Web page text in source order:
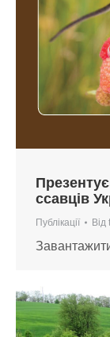
ссавців
Публікації Від